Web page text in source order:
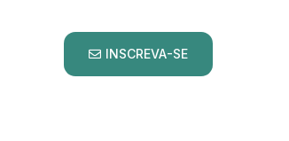
INSCREVA-SE